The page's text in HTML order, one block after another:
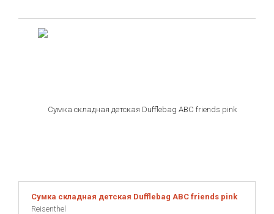
Сумка складная детская Dufflebag ABC friends pink
Reisenthel